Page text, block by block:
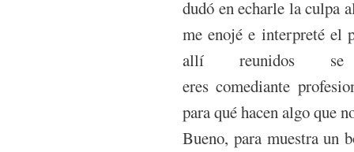
dudó en echarle la culpa
me enojé e interpreté el
allí reunidos
eres comediante
para qué hacen algo que
Bueno, para muestra un